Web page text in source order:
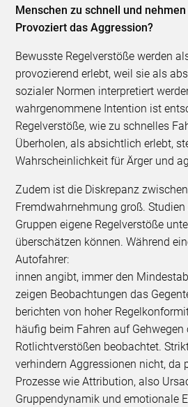
Menschen zu schnell und
Provoziert das Aggression?
Bewusste Regelverstöße werden
provozierend erlebt, weil sie als
sozialer Normen interpretiert
wahrgenommene Intention ist
Regelverstöße, wie zu schnelles
Überholen, als absichtlich erlebt,
Wahrscheinlichkeit für Ärger und
Zudem ist die Diskrepanz
Fremdwahrnehmung groß.
Gruppen eigene Regelverstöße
überschätzen können. Während
Autofahrer:
innen angibt, immer den
zeigen Beobachtungen das
berichten von hoher
häufig beim Fahren auf Gehwegen
Rotlichtverstößen beobachtet.
verhindern Aggressionen nicht, da
Prozesse wie Attribution, also
Gruppendynamik und emotionale